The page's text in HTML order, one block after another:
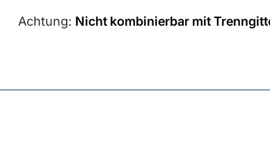
Achtung: Nicht kombinierbar mit